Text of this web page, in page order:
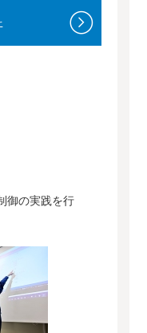
御の実践を行